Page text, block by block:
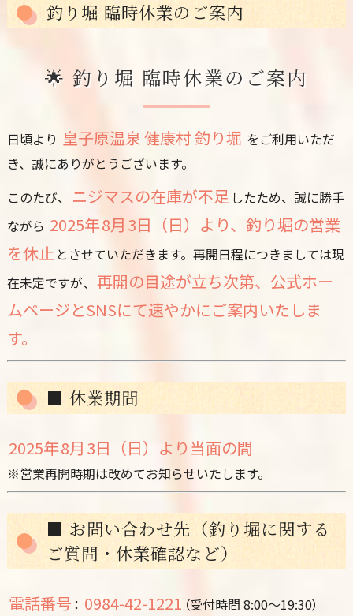
釣り堀 臨時休業のご案内
🌟 釣り堀 臨時休業のご案内
日頃より 皇子原温泉 健康村 釣り堀 をご利用いただ
き、誠にありがとうございます。
このたび、 ニジマスの在庫が不足 したため、誠に勝手
ながら 2025年 8月 3日（日）より、釣り堀の営業
を休止 とさせていただきます。再開日程につきましては現
在未定ですが、 再開の目途が立ち次第、公式ホー
ムページとSNSにて速やかにご案内いたしま
す。
■ 休業期間
2025年 8月 3日（日）より当面の間
※営業再開時期は改めてお知らせいたします。
■ お問い合わせ先（釣り堀に関する
ご質問・休業確認など）
電話番号 ： 0984‑42‑1221 （受付時間 8:00〜19:30）